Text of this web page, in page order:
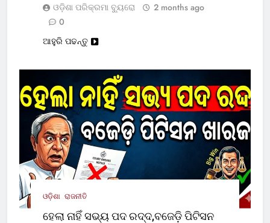
ଓଡ଼ିଶା ପରିକ୍ରମା ବ୍ୟୁରୋ
2 months ago
0
ଆହୁରି ପଢନ୍ତୁ
ଓଡ଼ିଶା ରାଜନୀତି
ହେଲା ନାହିଁ ସଭ୍ୟ ପଦ ରଦ୍ଦ,ବଜେଡ଼ି ପିଟିସନ